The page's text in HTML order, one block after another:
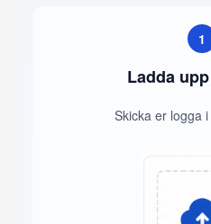
1
Ladda
Skicka er logga